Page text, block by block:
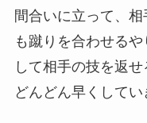
間合いに立って、
も蹴りを合わせる
して相手の技を返
どんどん早くしてい